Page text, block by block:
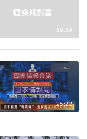
19:39
25:22